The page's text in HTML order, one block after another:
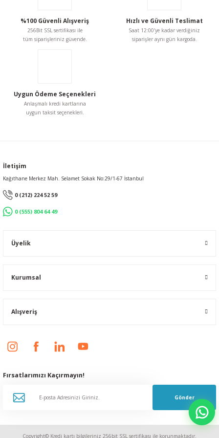
Bu ürüne benzer farklı alternatifler olmalı.
%100 Güvenli Alışveriş
256Bit SSL sertifikası ile
tüm siparişleriniz güvende.
Hızlı ve Güvenli Teslimat
Saat 12:00'ye kadar verdiğiniz
siparişler aynı gün kargoda.
Uygun Ödeme Seçenekleri
Anlaşmalı kredi kartlarına
uygun taksit seçenekleri.
İletişim
Kağıthane Merkez Mah. Selamet Sokak No:29/1-67 İstanbul
0 (212) 224 52 59
0 (555) 804 64 49
Üyelik
Kurumsal
Alışveriş
Fırsatlarımızı Kaçırmayın!
Gönder
Copyright© Kredi kartı bilgileriniz 256bit SSL sertifikası ile korunmaktadır.